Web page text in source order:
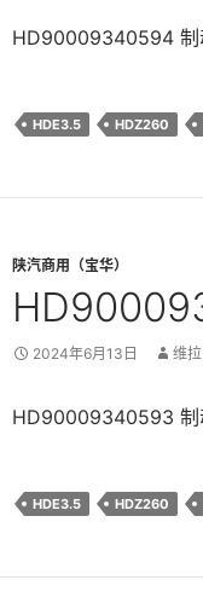
HD90009340594 制
HDE3.5 HDZ260
陕汽商用（宝华）
2024年6月13日 维拉
HD90009340593 制
HDE3.5 HDZ260